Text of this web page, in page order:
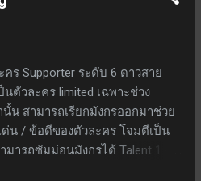
ร Supporter ระดับ 6 ดาวสาย
นตัวละคร limited เฉพาะช่วง
นั้น สามารถเรียกมังกรออกมาช่วย
ด่น / ข้อดีของตัวละคร โจมตีเป็น
มารถซัมม่อนมังกรได้ Talent 1 - มี